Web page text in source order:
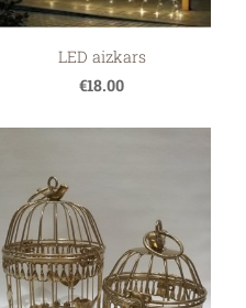
LED aizkars
€18.00